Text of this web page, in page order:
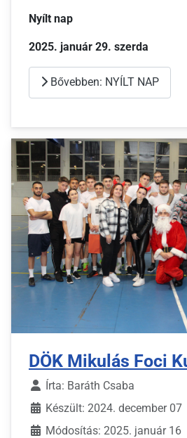
Nyílt nap
2025. január 29. szerda
Bővebben: NYÍLT NAP
DÖK Mikulás Foci
Írta: Baráth Csaba
Készült: 2024. december 07
Módosítás: 2025. január 16